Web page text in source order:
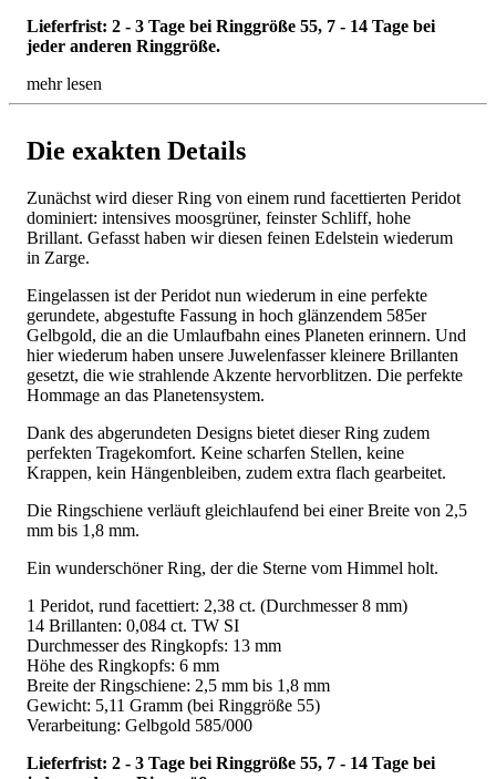
Lieferfrist: 2 - 3 Tage bei Ringgröße 55, 7 - 14 Tage bei
jeder anderen Ringgröße.
mehr lesen
Die exakten Details
Zunächst wird dieser Ring von einem rund facettierten Peridot
dominiert: intensives moosgrüner, feinster Schliff, hohe
Brillant. Gefasst haben wir diesen feinen Edelstein wiederum
in Zarge.
Eingelassen ist der Peridot nun wiederum in eine perfekte
gerundete, abgestufte Fassung in hoch glänzendem 585er
Gelbgold, die an die Umlaufbahn eines Planeten erinnern. Und
hier wiederum haben unsere Juwelenfasser kleinere Brillanten
gesetzt, die wie strahlende Akzente hervorblitzen. Die perfekte
Hommage an das Planetensystem.
Dank des abgerundeten Designs bietet dieser Ring zudem
perfekten Tragekomfort. Keine scharfen Stellen, keine
Krappen, kein Hängenbleiben, zudem extra flach gearbeitet.
Die Ringschiene verläuft gleichlaufend bei einer Breite von 2,5
mm bis 1,8 mm.
Ein wunderschöner Ring, der die Sterne vom Himmel holt.
1 Peridot, rund facettiert: 2,38 ct. (Durchmesser 8 mm)
14 Brillanten: 0,084 ct. TW SI
Durchmesser des Ringkopfs: 13 mm
Höhe des Ringkopfs: 6 mm
Breite der Ringschiene: 2,5 mm bis 1,8 mm
Gewicht: 5,11 Gramm (bei Ringgröße 55)
Verarbeitung: Gelbgold 585/000
Lieferfrist: 2 - 3 Tage bei Ringgröße 55, 7 - 14 Tage bei